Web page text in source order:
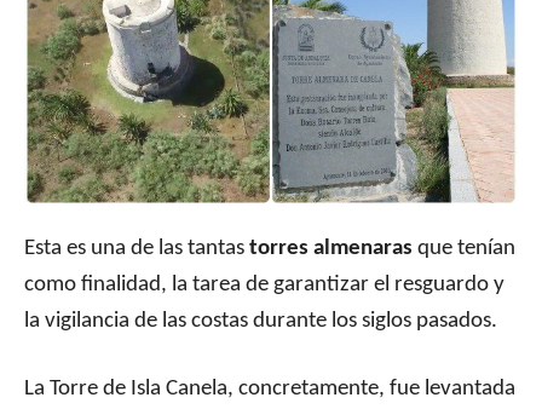
Esta es una de las tantas torres almenaras que tenían
como finalidad, la tarea de garantizar el resguardo y
la vigilancia de las costas durante los siglos pasados.
La Torre de Isla Canela, concretamente, fue levantada